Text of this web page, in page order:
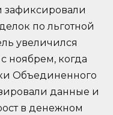
зафиксировали
по льготной
увеличился
ноябрем, когда
Объединенного
данные и
в денежном